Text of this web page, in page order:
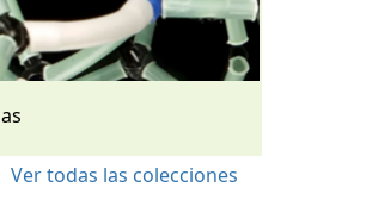
Ver todas las colecciones